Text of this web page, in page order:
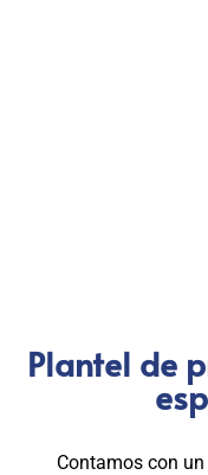
Plantel de
Contamos con